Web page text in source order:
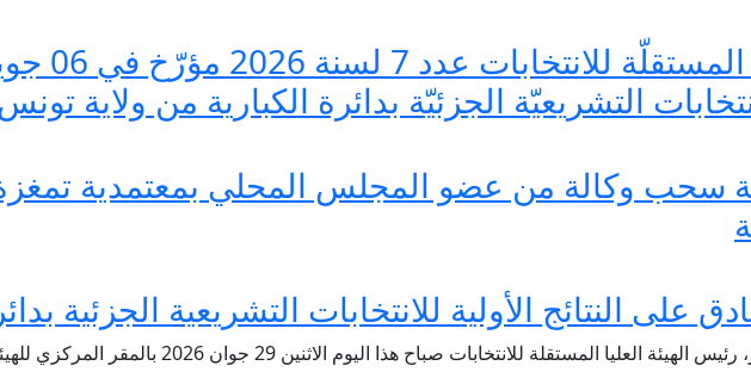
التشريعيّة الجزئيّة بدائرة الكبارية من ولاية تونس
سحب وكالة من عضو المجلس المحلي بمعتمدية تمغزة –
على النتائج الأولية للانتخابات التشريعية الجزئية
المستقلة للانتخابات صباح هذا اليوم الاثنين 29 جوان 2026 بالمقر المركزي للهيئة على […]